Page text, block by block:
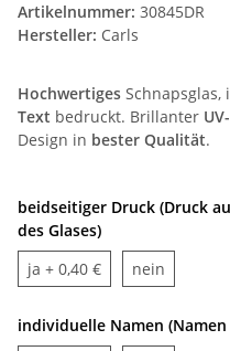
Artikelnummer: 30845DR
Hersteller: Carls
Hochwertiges
Text bedruckt. Brillanter
Design in bester Qualität.
beidseitiger Druck (Druck
des Glases)
ja ja
+ 0,40 € nein
individuelle Namen